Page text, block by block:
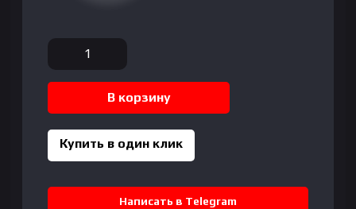
Количество
товара
Lenovo
ThinkBook
G6
Intel
В корзину
Купить в один клик
Написать в Telegram